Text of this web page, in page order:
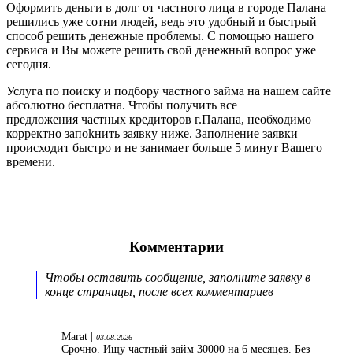
Оформить деньги в долг от частного лица в городе Палана
решились уже сотни людей, ведь это удобный и быстрый
способ решить денежные проблемы. С помощью нашего
сервиса и Вы можете решить свой денежный вопрос уже
сегодня.
Услуга по поиску и подбору частного займа на нашем сайте
абсолютно бесплатна. Чтобы получить все
предложения частных кредиторов г.Палана, необходимо
корректно запоkнить заявку ниже. Заполнение заявки
происходит быстро и не занимает больше 5 минут Вашего
времени.
Комментарии
Чтобы оставить сообщение, заполните заявку в
конце страницы, после всех комментариев
Marat | 03.08.2026
Срочно. Ищу частный займ 30000 на 6 месяцев. Без